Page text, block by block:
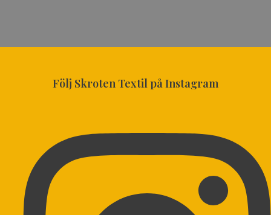
Följ Skroten Textil på Instagram